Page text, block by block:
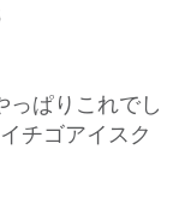
っぱりこれでし
チゴアイスク